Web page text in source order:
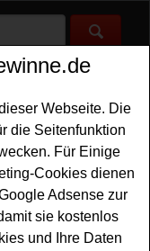
Gewinnspiele>
- NUK
Webseite. Die
die Seitenfunktion
Für Einige
Cookies dienen
Adsense zur
sie kostenlos
und Ihre Daten